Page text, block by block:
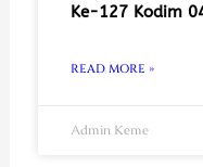
Ke-127 Kodim
READ MORE »
Admin Keme